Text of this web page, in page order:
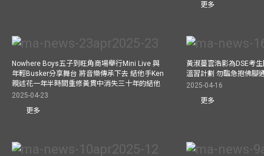
更多
Nowhere Boys五子到旺角商場舉行Mini Live 與
年輕Busker分享舞台 將音樂傳承下去 結他手Ken
親述花一年半時間重修黃貫中消失三十年的結他
2025-04-23
更多
黃淑蔓雲浩影為DSE考
溫習計劃 勿臨急抱佛腳
2025-04-16
更多